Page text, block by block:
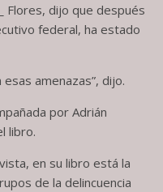
Flores, dijo que después
federal, ha estado
amenazas”, dijo.
por Adrián
libro.
en su libro está la
de la delincuencia